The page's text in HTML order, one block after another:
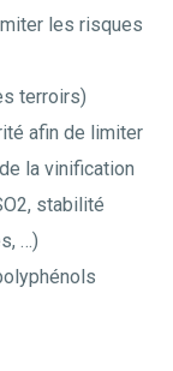
les risques
terroirs)
afin de limiter
la vinification
stabilité
…)